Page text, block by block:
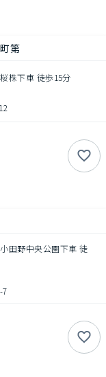
第
株下車 徒歩15分
田野中央公園下車 徒
7